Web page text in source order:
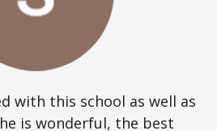
with this school as well as
is wonderful, the best